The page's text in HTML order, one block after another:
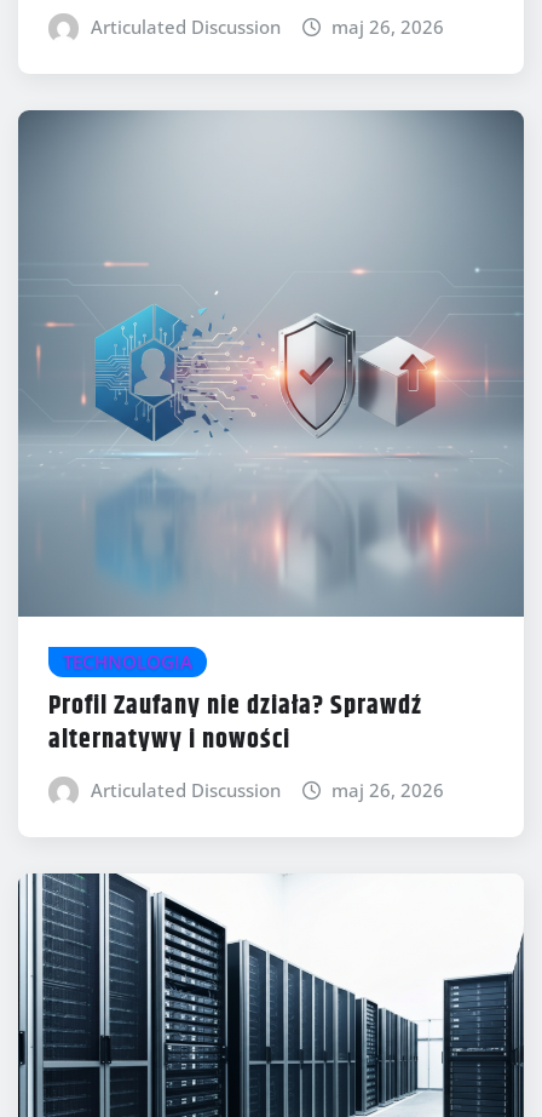
Articulated Discussion maj 26, 2026
TECHNOLOGIA
Profil Zaufany nie działa? Sprawdź
alternatywy i nowości
Articulated Discussion maj 26, 2026